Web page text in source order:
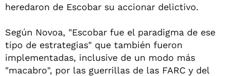
heredaron de Escobar su accionar delictivo.
Según Novoa, "Escobar fue el paradigma de ese
tipo de estrategias" que también fueron
implementadas, inclusive de un modo más
"macabro", por las guerrillas de las FARC y del